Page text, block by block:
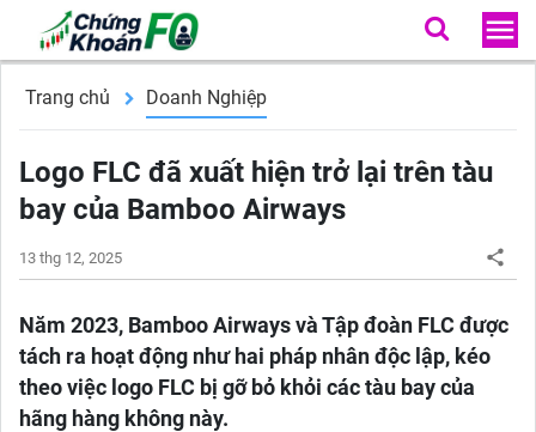
Trang chủ Doanh Nghiệp
Logo FLC đã xuất hiện trở lại trên tàu
bay của Bamboo Airways
13 thg 12, 2025
Năm 2023, Bamboo Airways và Tập đoàn FLC được
tách ra hoạt động như hai pháp nhân độc lập, kéo
theo việc logo FLC bị gỡ bỏ khỏi các tàu bay của
hãng hàng không này.